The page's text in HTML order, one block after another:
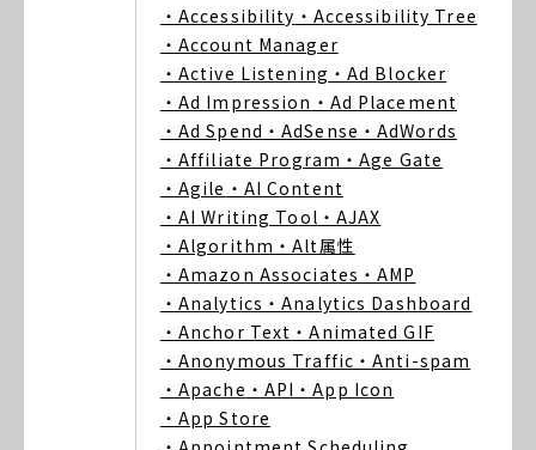
・Accessibility ・Accessibility Tree
・Account Manager
・Active Listening ・Ad Blocker
・Ad Impression ・Ad Placement
・Ad Spend ・AdSense ・AdWords
・Affiliate Program ・Age Gate
・Agile ・AI Content
・AI Writing Tool ・AJAX
・Algorithm ・Alt属性
・Amazon Associates ・AMP
・Analytics ・Analytics Dashboard
・Anchor Text ・Animated GIF
・Anonymous Traffic ・Anti-spam
・Apache ・API ・App Icon
・App Store